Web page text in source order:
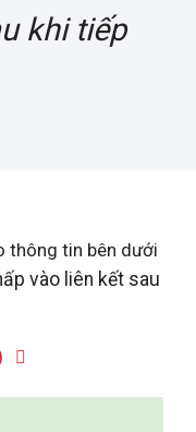
khi tiếp
thông tin bên dưới
vào liên kết sau